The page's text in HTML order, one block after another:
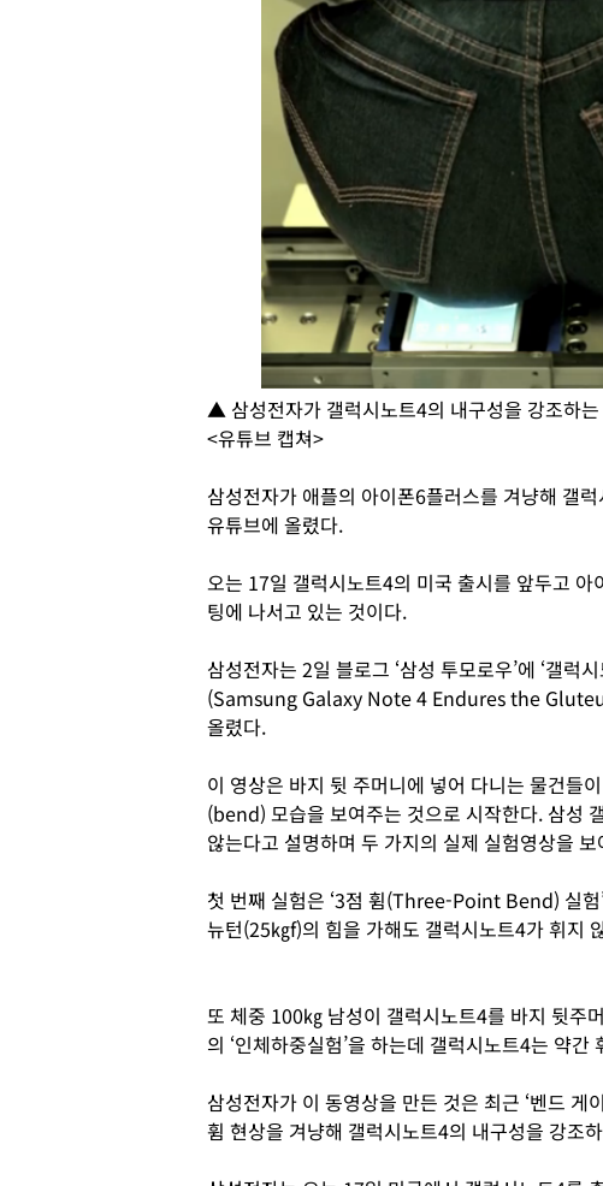
▲ 삼성전자가 갤럭시노트4의 내구성을 강조하
<유튜브 캡쳐>
삼성전자가 애플의 아이폰6플러스를 겨냥해 갤
유튜브에 올렸다.
오는 17일 갤럭시노트4의 미국 출시를 앞두고
팅에 나서고 있는 것이다.
삼성전자는 2일 블로그 ‘삼성 투모로우’에 ‘갤럭
(Samsung Galaxy Note 4 Endures the
올렸다.
이 영상은 바지 뒷 주머니에 넣어 다니는 물건들
(bend) 모습을 보여주는 것으로 시작한다. 삼성
않는다고 설명하며 두 가지의 실제 실험영상을
첫 번째 실험은 ‘3점 휨(Three-Point Bend) 실
뉴턴(25㎏f)의 힘을 가해도 갤럭시노트4가 휘지
또 체중 100㎏ 남성이 갤럭시노트4를 바지 뒷주
의 ‘인체하중실험’을 하는데 갤럭시노트4는 약
삼성전자가 이 동영상을 만든 것은 최근 ‘벤드 게
휨 현상을 겨냥해 갤럭시노트4의 내구성을 강조